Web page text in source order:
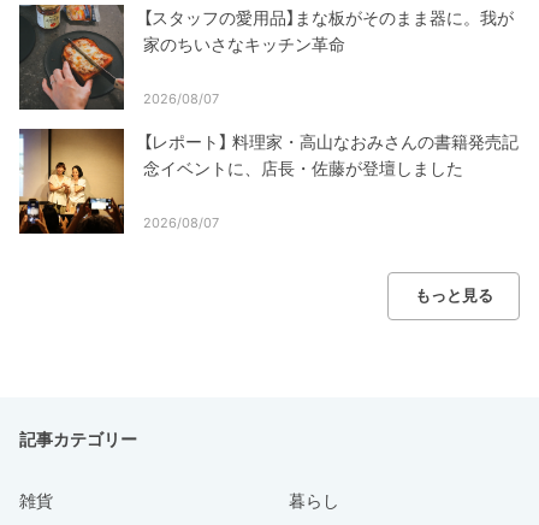
【スタッフの愛用品】まな板がそのまま器に。我が
家のちいさなキッチン革命
2026/08/07
【レポート】 料理家・高山なおみさんの書籍発売記
念イベントに、店長・佐藤が登壇しました
2026/08/07
もっと見る
記事カテゴリー
雑貨 暮らし